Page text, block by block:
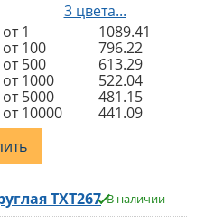
3 цвета...
от 1
1089.41
от 100
796.22
от 500
613.29
от 1000
522.04
от 5000
481.15
от 10000
441.09
TXT267 В наличии